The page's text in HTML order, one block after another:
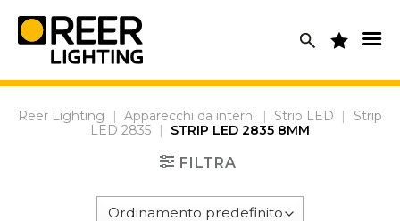
content
Reer Lighting | Apparecchi da interni | Strip LED |
Strip
LED 2835
| STRIP LED 2835 8MM
FILTRA